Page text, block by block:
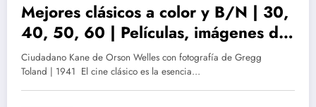
Mejores clásicos a color y B/N | 30,
40, 50, 60 | Películas, imágenes de
cine, fotogramas, stills, composición
y sus directores de fotografía
Ciudadano Kane de Orson Welles con fotografía de Gregg
Toland | 1941 El cine clásico es la esencia…